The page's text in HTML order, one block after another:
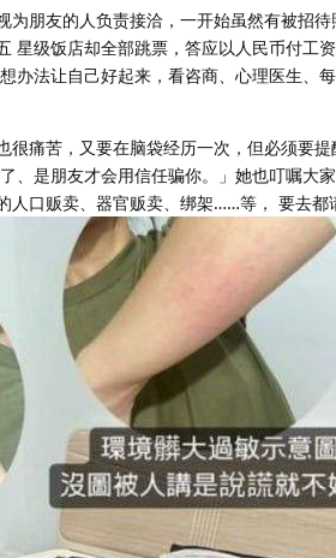
为朋友的人负责接洽，一开始虽然有被招
星级饭店却全部跳票，答应以人民币付工
办法让自己好起来，看咨商、心理医生、
很痛苦，又要在脑袋经历一次，但必须要
、是朋友才会用信任骗你。」她也叮嘱大
人口贩卖、器官贩卖、绑架……等， 要去都